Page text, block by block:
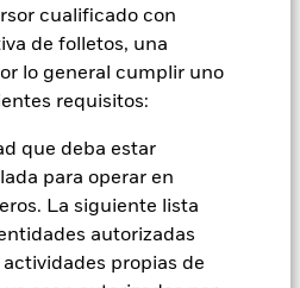
cualificado con
de folletos, una
lo general cumplir uno
requisitos:
que deba estar
para operar en
La siguiente lista
autorizadas
propias de
Event Driven busca alcanzar un
para los inversores,
movimientos del mercado. El
de inversión adoptando
en posiciones largas, largas
en todo el mundo. En
el Fondo intentará ganar
de inversión mediante
vinculados a la renta variable.
en otros valores
los valores transferibles
apta para la inversión), valores